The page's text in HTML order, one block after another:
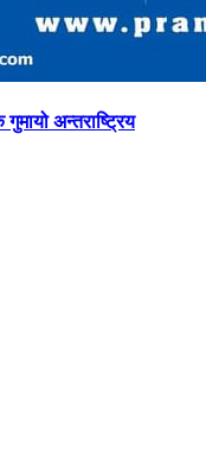
अन्तराष्ट्रिय